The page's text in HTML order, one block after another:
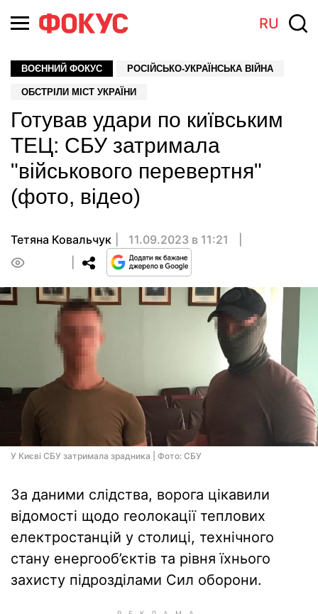
RU
ВОЄННИЙ ФОКУС РОСІЙСЬКО-УКРАЇНСЬКА ВІЙНА
ОБСТРІЛИ МІСТ УКРАЇНИ
Готував удари по київським
ТЕЦ: СБУ затримала
"військового перевертня"
(фото, відео)
Тетяна Ковальчук
11.09.2023 в 11:21
У Києві СБУ затримала зрадника | Фото: СБУ
За даними слідства, ворога цікавили
відомості щодо геолокації теплових
електростанцій у столиці, технічного
стану енергооб’єктів та рівня їхнього
захисту підрозділами Сил оборони.